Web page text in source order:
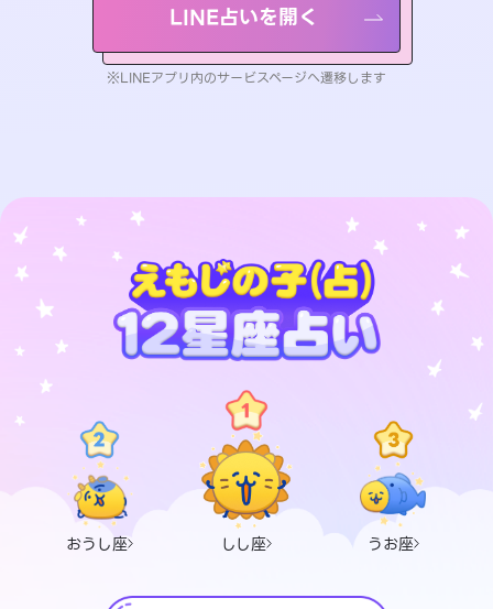
LINE占いを開く
※LINEアプリ内のサービスページへ遷移します
おうし座 しし座 うお座